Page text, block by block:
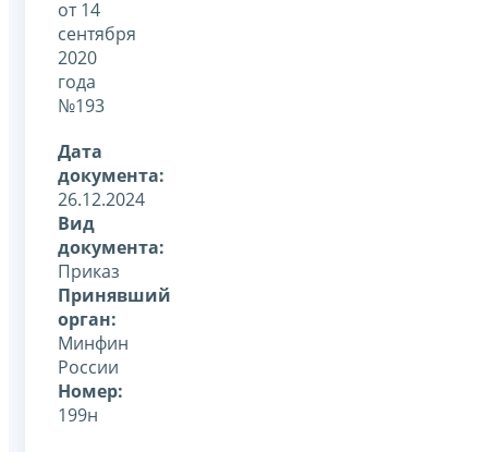
от 14
сентября
2020
года
№193
Дата
документа:
26.12.2024
Вид
документа:
Приказ
Принявший
орган:
Минфин
России
Номер:
199н